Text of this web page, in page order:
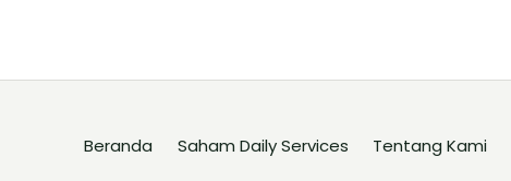
Beranda Saham Daily Services Tentang Kami